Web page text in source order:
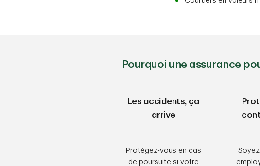
Pourquoi une assurance
Les accidents, ça
arrive
Protégez-vous en cas
de poursuite si votre